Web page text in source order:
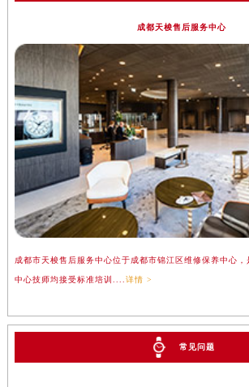
成都天梭售后服务中心
成都市天梭售后服务中心位于成都市锦江区维修保养中心，
中心技师均接受标准培训.... 详情 >
常见问题